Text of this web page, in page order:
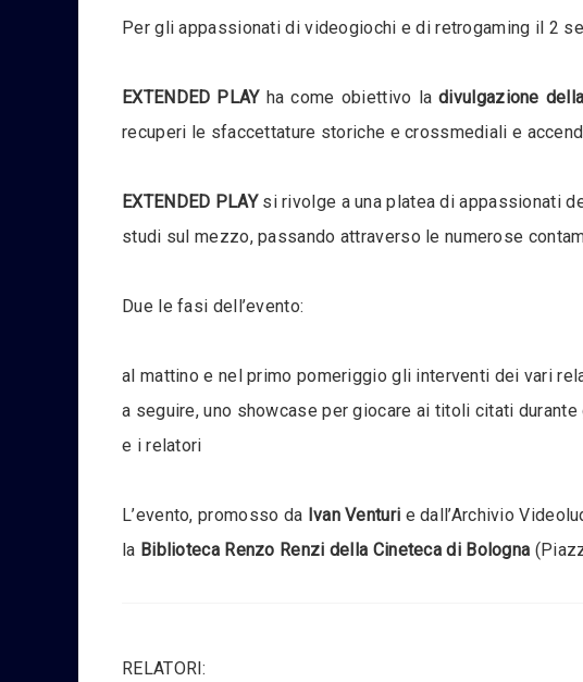
Per gli appassionati di videogiochi e di retrogaming il 2
EXTENDED PLAYha come obiettivo ladivulgazione
recuperi le sfaccettature storiche e crossmediali e
EXTENDED PLAYsi rivolge a una platea di appassionati
studi sul mezzo, passando attraverso le numerose
Due le fasi dell’evento:
al mattino e nel primo pomeriggio gli interventi dei vari
a seguire, uno showcase per giocare ai titoli citati
e i relatori
L’evento, promosso da Ivan Venturi e dall’Archivio
la Biblioteca Renzo Renzi della Cineteca di Bologna
RELATORI: